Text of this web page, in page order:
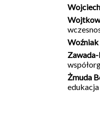
Żmuda